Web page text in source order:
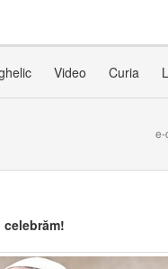
Video Curia
e-